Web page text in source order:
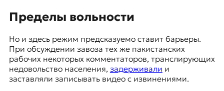
Пределы вольности
Но и здесь режим предсказуемо ставит барьеры.
При обсуждении завоза тех же пакистанских
рабочих некоторых комментаторов, транслирующих
недовольство населения, задерживали и
заставляли записывать видео с извинениями.